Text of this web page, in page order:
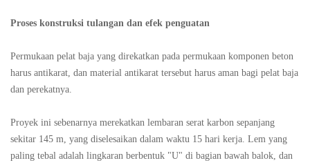
Proses konstruksi tulangan dan efek penguatan
Permukaan pelat baja yang direkatkan pada permukaan komponen beton
harus antikarat, dan material antikarat tersebut harus aman bagi pelat baja
dan perekatnya.
Proyek ini sebenarnya merekatkan lembaran serat karbon sepanjang
sekitar 145 m, yang diselesaikan dalam waktu 15 hari kerja. Lem yang
paling tebal adalah lingkaran berbentuk "U" di bagian bawah balok, dan